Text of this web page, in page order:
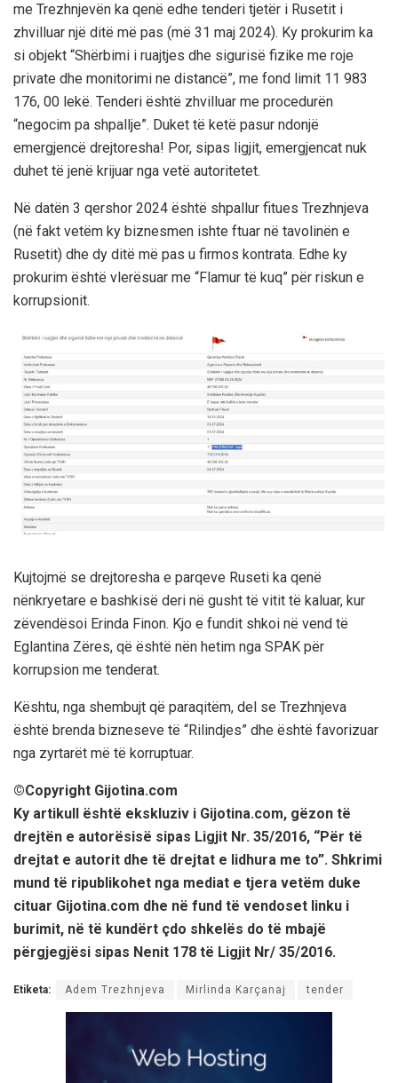
me Trezhnjevën ka qenë edhe tenderi tjetër i Rusetit i
zhvilluar një ditë më pas (më 31 maj 2024). Ky prokurim ka
si objekt “Shërbimi i ruajtjes dhe sigurisë fizike me roje
private dhe monitorimi ne distancë”, me fond limit 11 983
176, 00 lekë. Tenderi është zhvilluar me procedurën
“negocim pa shpallje”. Duket të ketë pasur ndonjë
emergjencë drejtoresha! Por, sipas ligjit, emergjencat nuk
duhet të jenë krijuar nga vetë autoritetet.
Në datën 3 qershor 2024 është shpallur fitues Trezhnjeva
(në fakt vetëm ky biznesmen ishte ftuar në tavolinën e
Rusetit) dhe dy ditë më pas u firmos kontrata. Edhe ky
prokurim është vlerësuar me “Flamur të kuq” për riskun e
korrupsionit.
Kujtojmë se drejtoresha e parqeve Ruseti ka qenë
nënkryetare e bashkisë deri në gusht të vitit të kaluar, kur
zëvendësoi Erinda Finon. Kjo e fundit shkoi në vend të
Eglantina Zëres, që është nën hetim nga SPAK për
korrupsion me tenderat.
Kështu, nga shembujt që paraqitëm, del se Trezhnjeva
është brenda bizneseve të “Rilindjes” dhe është favorizuar
nga zyrtarët më të korruptuar.
©️Copyright Gijotina.com
Ky artikull është ekskluziv i Gijotina.com, gëzon të
drejtën e autorësisë sipas Ligjit Nr. 35/2016, “Për të
drejtat e autorit dhe të drejtat e lidhura me to”. Shkrimi
mund të ripublikohet nga mediat e tjera vetëm duke
cituar Gijotina.com dhe në fund të vendoset linku i
burimit, në të kundërt çdo shkelës do të mbajë
përgjegjësi sipas Nenit 178 të Ligjit Nr/ 35/2016.
Etiketa: Adem Trezhnjeva Mirlinda Karçanaj tender